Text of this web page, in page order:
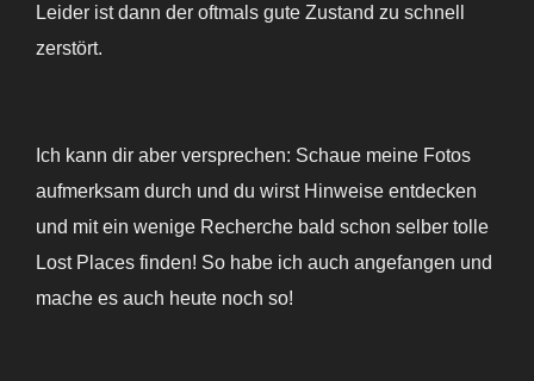
Leider ist dann der oftmals gute Zustand zu schnell
zerstört.
Ich kann dir aber versprechen: Schaue meine Fotos
aufmerksam durch und du wirst Hinweise entdecken
und mit ein wenige Recherche bald schon selber tolle
Lost Places finden! So habe ich auch angefangen und
mache es auch heute noch so!